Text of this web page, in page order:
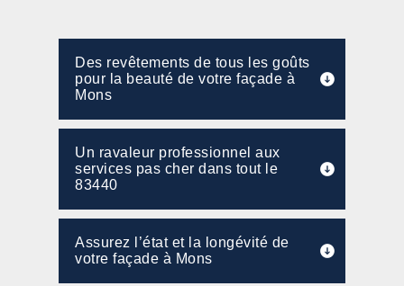
Des revêtements de tous les goûts
pour la beauté de votre façade à
Mons
Un ravaleur professionnel aux
services pas cher dans tout le
83440
Assurez l’état et la longévité de
votre façade à Mons